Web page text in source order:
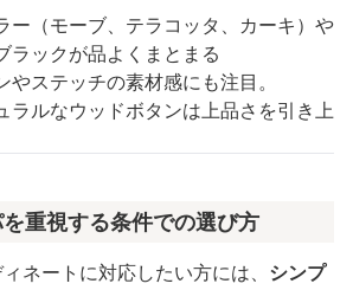
ー（モーブ、テラコッタ、カーキ）や
ラックが品よくまとまる
やステッチの素材感にも注目。
ラルなウッドボタンは上品さを引き上
重視する条件での選び方
ネートに対応したい方には、 シンプ